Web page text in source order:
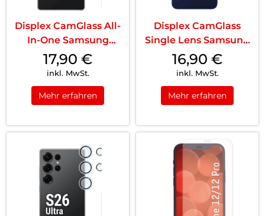
Displex CamGlass All-
In-One Samsung
Galaxy S26 Ult...
17,90 €
inkl. MwSt.
Mehr erfahren
Displex CamGlass
Single Lens Samsung
Galaxy S26 Tr...
16,90 €
inkl. MwSt.
Mehr erfahren